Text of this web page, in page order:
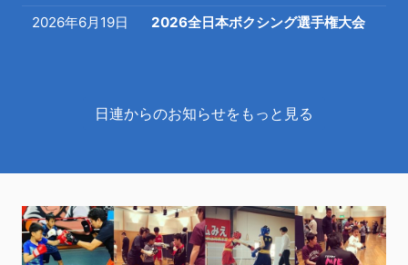
2026年6月19日 2026全日本ボクシング選手権大会
日連からのお知らせをもっと見る